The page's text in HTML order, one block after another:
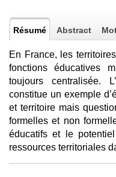
Résumé Abstract
En France, les
fonctions éducatives
toujours centralisée.
constitue un exemple
et territoire mais
formelles et non
éducatifs et le
ressources territoriales